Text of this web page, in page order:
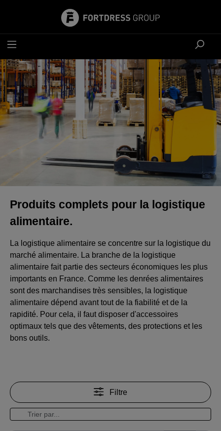
Produits complets pour la logistique
alimentaire.
La logistique alimentaire se concentre sur la logistique du
marché alimentaire. La branche de la logistique
alimentaire fait partie des secteurs économiques les plus
importants en France. Comme les denrées alimentaires
sont des marchandises très sensibles, la logistique
alimentaire dépend avant tout de la fiabilité et de la
rapidité. Pour cela, il faut disposer d'accessoires
optimaux tels que des vêtements, des protections et les
bons outils.
Filtre